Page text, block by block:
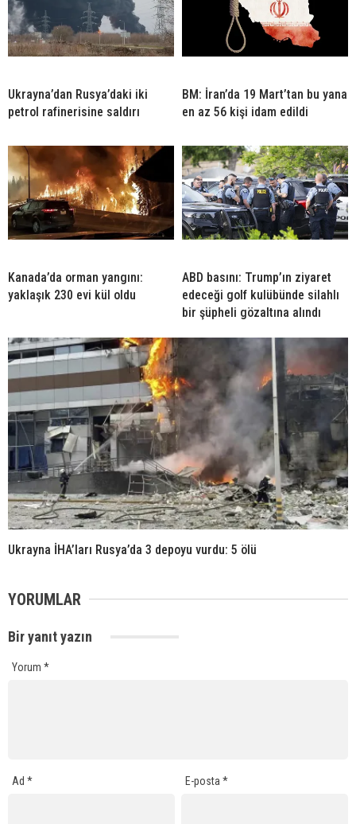
Ukrayna’dan Rusya’daki iki
petrol rafinerisine saldırı
BM: İran’da 19 Mart’tan bu yana
en az 56 kişi idam edildi
Kanada’da orman yangını:
yaklaşık 230 evi kül oldu
ABD basını: Trump’ın ziyaret
edeceği golf kulübünde silahlı
bir şüpheli gözaltına alındı
Ukrayna İHA’ları Rusya’da 3 depoyu vurdu: 5 ölü
YORUMLAR
Bir yanıt yazın
Yorum *
Ad * E-posta*